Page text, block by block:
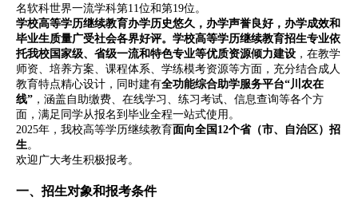
名软科世界一流学科第11位和第19位。
学校高等学历继续教育办学历史悠久， 办学声誉良好， 办学成效和
毕业生质量广受社会各界好评。学校高等学历继续教育招生专业依
托我校国家级、省级一流和特色专业等优质资源倾力建设 ，在教学
师资、培养方案、课程体系、学练模考资源等方面，充分结合成人
教育特点精心设计，同时建有全功能综合助学服务平台“川农在
线” ，涵盖自助缴费、在线学习、练习考试、信息查询等各个方
面，满足同学从报名到毕业全程一站式使用。
2025年，我校高等学历继续教育面向全国12个省（市、自治区）招
生。
欢迎广大考生积极报考。
一、招生对象和报考条件